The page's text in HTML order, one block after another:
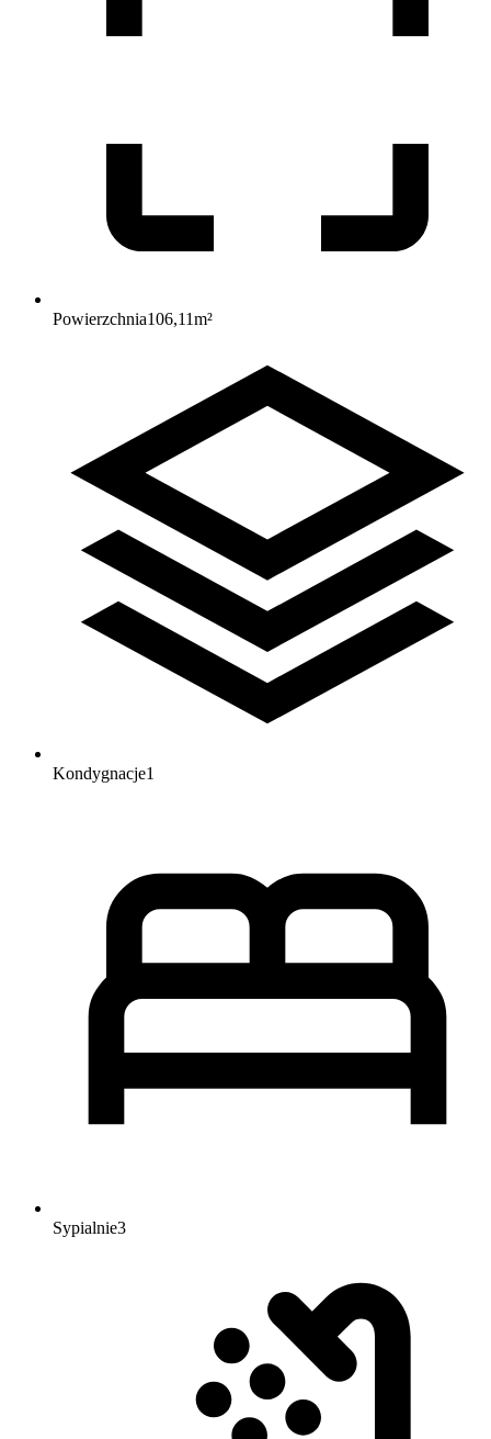
Powierzchnia106,11m²
Kondygnacje1
Sypialnie3